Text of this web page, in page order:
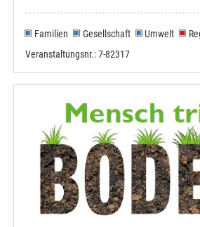
Familien Gesellschaft Umwelt
Veranstaltungsnr.: 7-82317